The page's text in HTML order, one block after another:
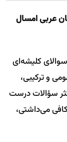
عربی امسال
کلیشه‌ای
و ترکیبی،
سؤالات درست
می‌داشتی،